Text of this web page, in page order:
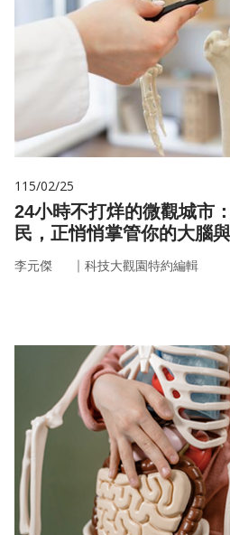
115/02/25
24小時不打烊的微觀城市
民，正悄悄掌管你的大腦
李元傑 ｜ 科技大觀園特約編輯